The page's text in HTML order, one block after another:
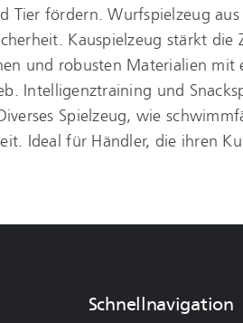
Tier fördern. Wurfspielzeug
Kauspielzeug stärkt
und robusten Materialien
Intelligenztraining und
Spielzeug, wie
Ideal für Händler, die ihren
Schnellnavigation